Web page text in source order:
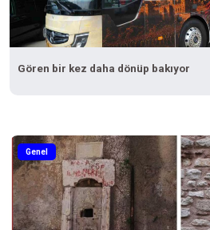
Gören bir kez daha dönüp bakıyor
Genel